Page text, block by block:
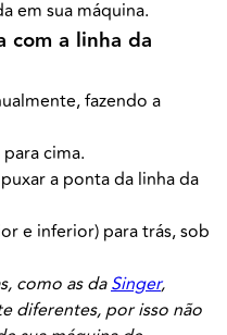
em sua máquina.
com a linha da
fazendo a
cima.
a ponta da linha da
e inferior) para trás, sob
como as daSinger,
diferentes, por isso não